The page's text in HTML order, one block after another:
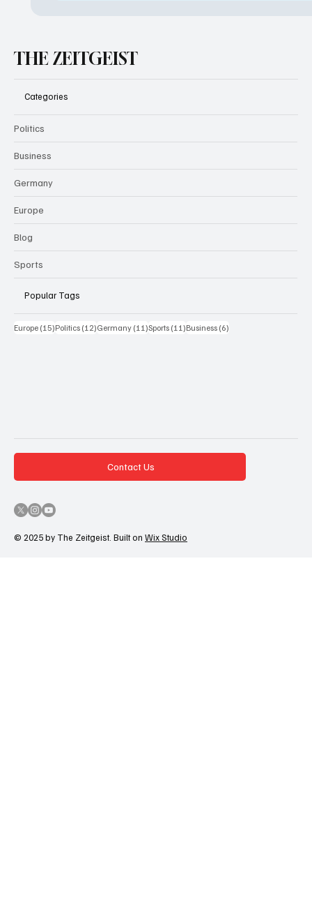
THE ZEITGEIST
Categories
Politics
Business
Germany
Europe
Blog
Sports
Popular Tags
Europe (15)15 Beiträge
Politics (12)12 Beiträge
Germany (11)11 Beiträge
Sports (11)11 Beiträge
Business (6)
© 2025 by The Zeitgeist. Built on Wix Studio
Contact Us